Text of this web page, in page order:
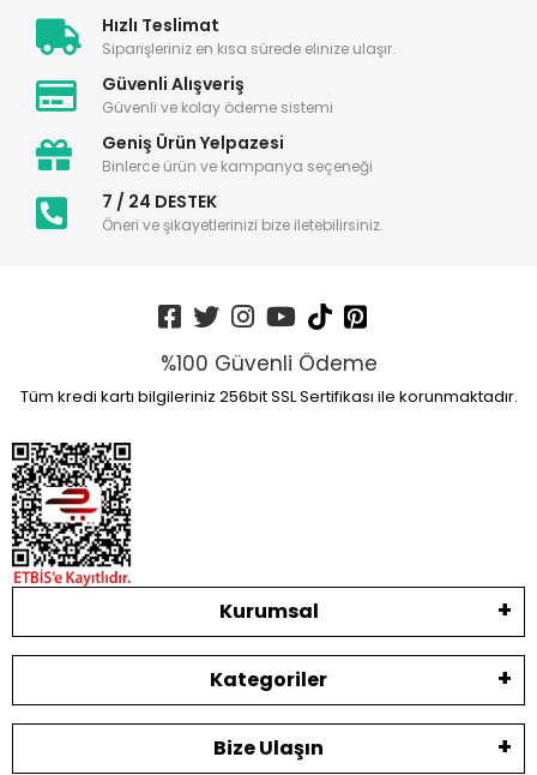
Hızlı Teslimat
Siparişleriniz en kısa sürede elinize ulaşır.
Güvenli Alışveriş
Güvenli ve kolay ödeme sistemi
Geniş Ürün Yelpazesi
Binlerce ürün ve kampanya seçeneği
7 / 24 DESTEK
Öneri ve şikayetlerinizi bize iletebilirsiniz.
%100 Güvenli Ödeme
Tüm kredi kartı bilgileriniz 256bit SSL Sertifikası ile korunmaktadır.
Kurumsal
Kategoriler
Bize Ulaşın